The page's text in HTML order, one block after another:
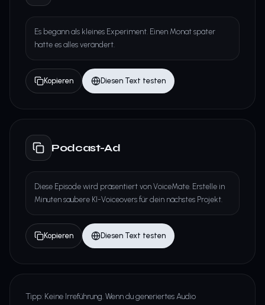
Es begann als kleines Experiment. Einen Monat später
hatte es alles verändert.
Kopieren Diesen Text testen
Podcast-Ad
Diese Episode wird präsentiert von VoiceMate. Erstelle in
Minuten saubere KI-Voiceovers für dein nächstes Projekt.
Kopieren Diesen Text testen
Tipp: Keine Irreführung. Wenn du generiertes Audio